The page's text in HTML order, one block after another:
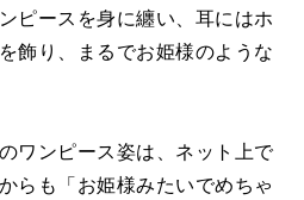
ピースを身に纏い、耳にはホ
飾り、まるでお姫様のような
ワンピース姿は、ネット上で
らも「お姫様みたいでめちゃ